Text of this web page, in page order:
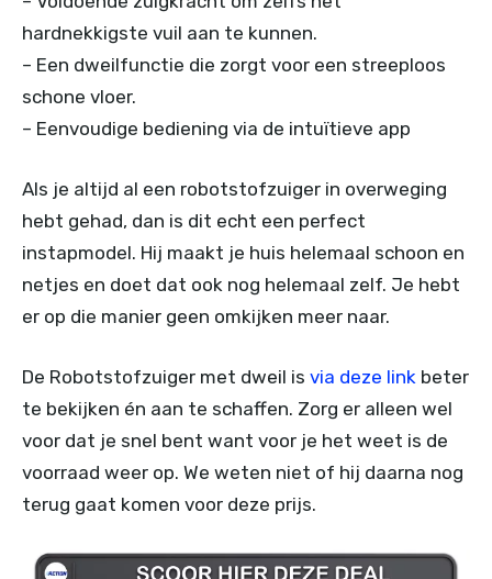
hardnekkigste vuil aan te kunnen.
– Een dweilfunctie die zorgt voor een streeploos
schone vloer.
– Eenvoudige bediening via de intuïtieve app
Als je altijd al een robotstofzuiger in overweging
hebt gehad, dan is dit echt een perfect
instapmodel. Hij maakt je huis helemaal schoon en
netjes en doet dat ook nog helemaal zelf. Je hebt
er op die manier geen omkijken meer naar.
De Robotstofzuiger met dweil is via deze link beter
te bekijken én aan te schaffen. Zorg er alleen wel
voor dat je snel bent want voor je het weet is de
voorraad weer op. We weten niet of hij daarna nog
terug gaat komen voor deze prijs.